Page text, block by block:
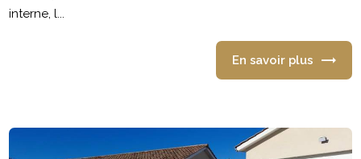
interne, l...
En savoir plus